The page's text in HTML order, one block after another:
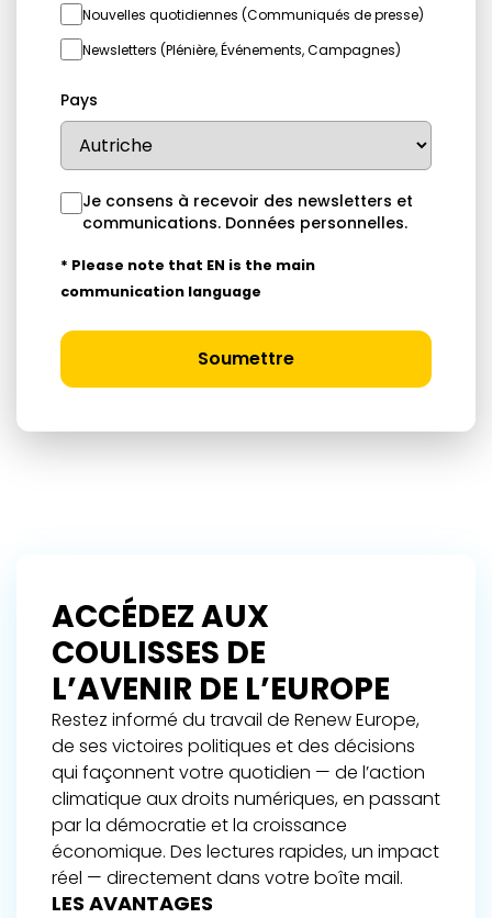
Nouvelles quotidiennes (Communiqués de presse)
Newsletters (Plénière, Événements, Campagnes)
Pays
Je consens à recevoir des newsletters et
communications. Données personnelles.
* Please note that EN is the main
communication language
Soumettre
ACCÉDEZ AUX
COULISSES DE
L’AVENIR DE L’EUROPE
Restez informé du travail de Renew Europe,
de ses victoires politiques et des décisions
qui façonnent votre quotidien — de l’action
climatique aux droits numériques, en passant
par la démocratie et la croissance
économique. Des lectures rapides, un impact
réel — directement dans votre boîte mail.
LES AVANTAGES